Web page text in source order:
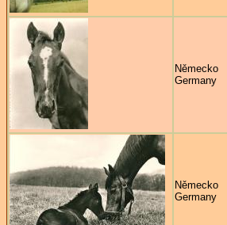
Germany
Germany